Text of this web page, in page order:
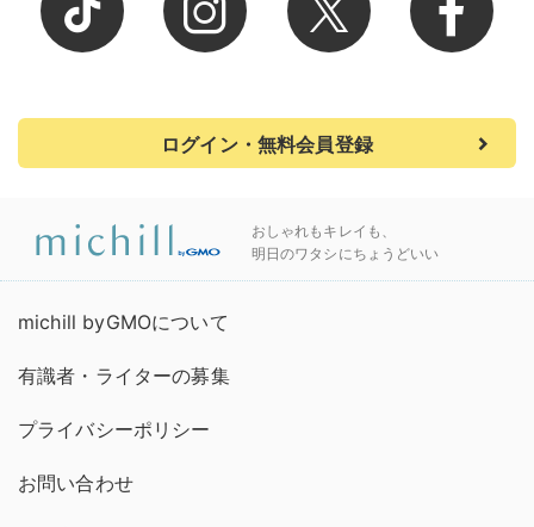
ログイン・無料会員登録
おしゃれもキレイも、
明日のワタシにちょうどいい
michill byGMOについて
有識者・ライターの募集
プライバシーポリシー
お問い合わせ